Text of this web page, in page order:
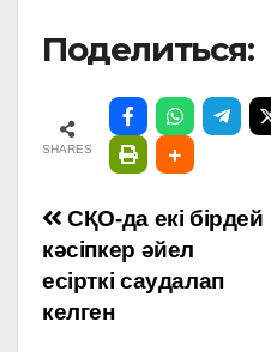
Поделиться:
SHARES
Навигация
по
записям
СҚО-да екі бірдей
кәсіпкер әйел
есірткі саудалап
келген